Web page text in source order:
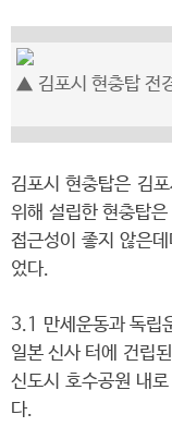
▲ 김포시 현충탑
김포시 현충탑은 김
위해 설립한 현충탑
접근성이 좋지 않은
었다.
3.1 만세운동과 독립
일본 신사 터에 건립
신도시 호수공원 내
다.